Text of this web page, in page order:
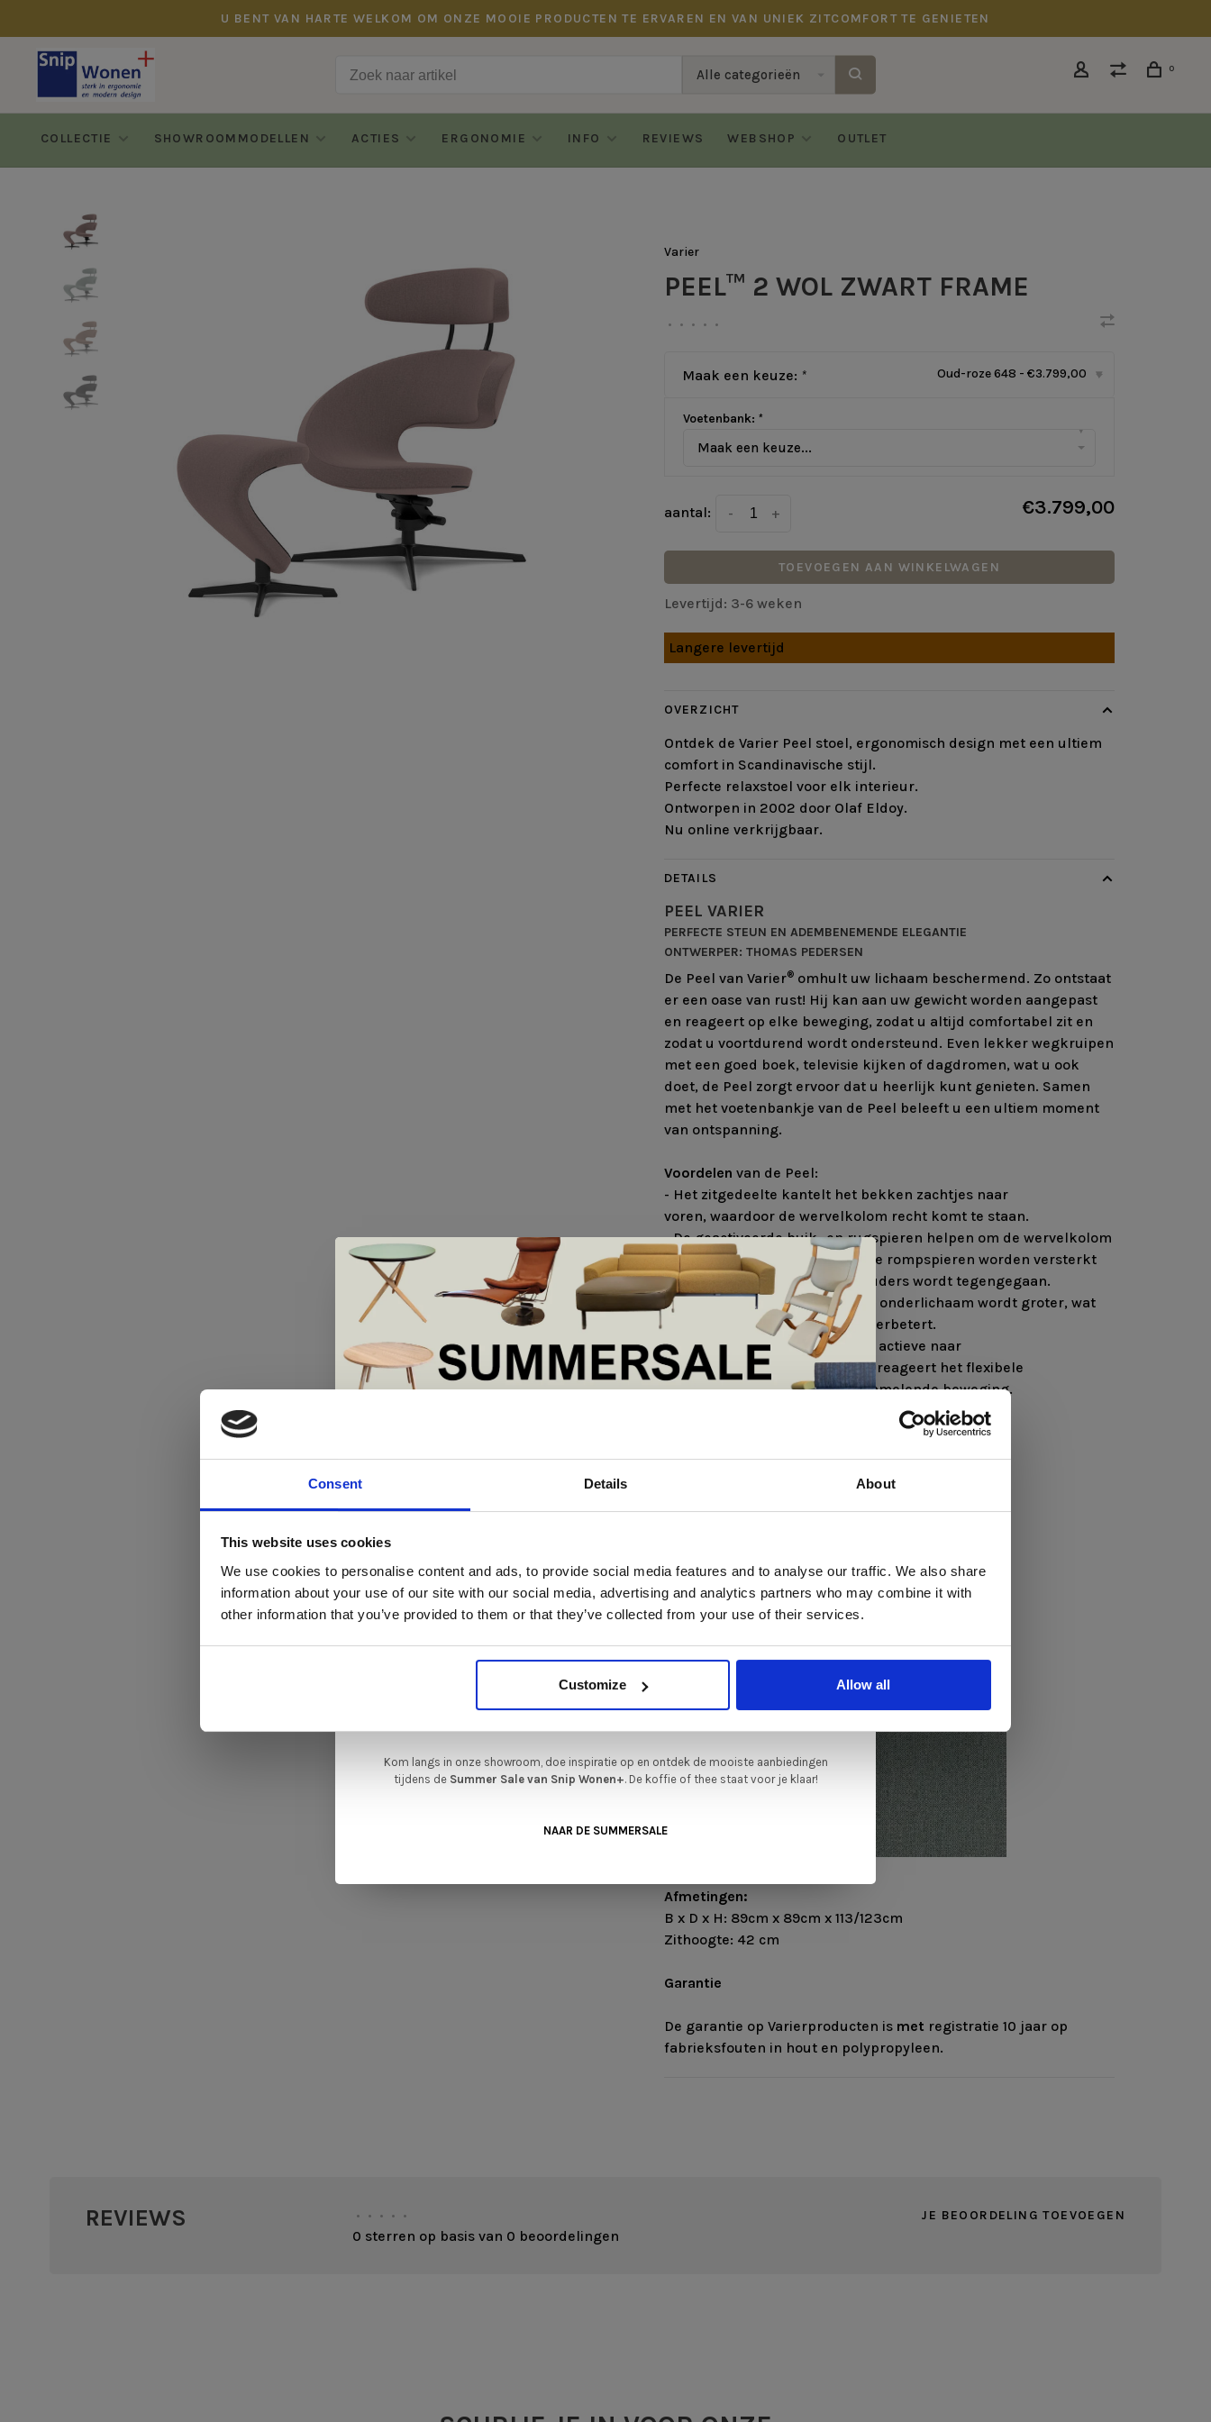
Consent Details About
This website uses cookies
We use cookies to personalise content and ads, to provide social media features and to analyse our traffic. We also share
information about your use of our site with our social media, advertising and analytics partners who may combine it with
other information that you’ve provided to them or that they’ve collected from your use of their services.
Customize Allow all
U BENT VAN HARTE WELKOM OM ONZE MOOIE PRODUCTEN TE ERVAREN EN VAN UNIEK ZITCOMFORT TE GENIETEN
Alle categorieën 0
COLLECTIE SHOWROOMMODELLEN ACTIES ERGONOMIE INFO REVIEWS WEBSHOP OUTLET
Varier
PEEL™ 2 WOL ZWART FRAME
• • • • •
Maak een keuze: * Oud-roze 648 - €3.799,00 ▾
Voetenbank: *
Maak een keuze...
▾
aantal: +
- €3.799,00
TOEVOEGEN AAN WINKELWAGEN
Levertijd: 3-6 weken
Langere levertijd
OVERZICHT
Ontdek de Varier Peel stoel, ergonomisch design met een ultiem
comfort in Scandinavische stijl.
Perfecte relaxstoel voor elk interieur.
Ontworpen in 2002 door Olaf Eldoy.
Nu online verkrijgbaar.
DETAILS
PEEL VARIER
PERFECTE STEUN EN ADEMBENEMENDE ELEGANTIE
ONTWERPER: THOMAS PEDERSEN
De Peel van Varier® omhult uw lichaam beschermend. Zo ontstaat
er een oase van rust! Hij kan aan uw gewicht worden aangepast
en reageert op elke beweging, zodat u altijd comfortabel zit en
zodat u voortdurend wordt ondersteund. Even lekker wegkruipen
met een goed boek, televisie kijken of dagdromen, wat u ook
doet, de Peel zorgt ervoor dat u heerlijk kunt genieten. Samen
met het voetenbankje van de Peel beleeft u een ultiem moment
van ontspanning.
Voordelen van de Peel:
- Het zitgedeelte kantelt het bekken zachtjes naar
voren, waardoor de wervelkolom recht komt te staan.
- De geactiveerde buik- en rugspieren helpen om de wervelkolom
rechtop te houden, waardoor de rompspieren worden versterkt
en spanning in de rug en schouders wordt tegengegaan.
- De hoek tussen het boven- en onderlichaam wordt groter, wat
de bloedcirculatie aanzienlijk verbetert.
- Wanneer het lichaam van een actieve naar
een ontspannen houding gaat, reageert het flexibele
onderstel met een zacht schommelende beweging.
Afmetingen:
B x D x H: 89cm x 89cm x 113/123cm
Zithoogte: 42 cm
Garantie
De garantie op Varierproducten is met registratie 10 jaar op
fabrieksfouten in hout en polypropyleen.
REVIEWS • • • • •
0 sterren op basis van 0 beoordelingen
JE BEOORDELING TOEVOEGEN
De Summer Sale bij Snip Wonen+ is gestart!
In onze showroom vind je een uitgebreide selectie designmeubelen van
gerenommeerde Nederlandse en Europese merken. Onder andere showroommodellen
van
Sculptures Jeux Artisanzijn nu extra voordelig
gelegenheid om jouw favoriete designmeubel geheel naar wens samen te stellen,
met de kwaliteit, het comfort en de uitstraling die je van Snip Wonen+ mag
Kom langs in onze showroom, doe inspiratie op en ontdek de mooiste aanbiedingen
tijdens de Summer Sale van Snip Wonen+. De koffie of thee staat voor je klaar!
NAAR DE SUMMERSALE